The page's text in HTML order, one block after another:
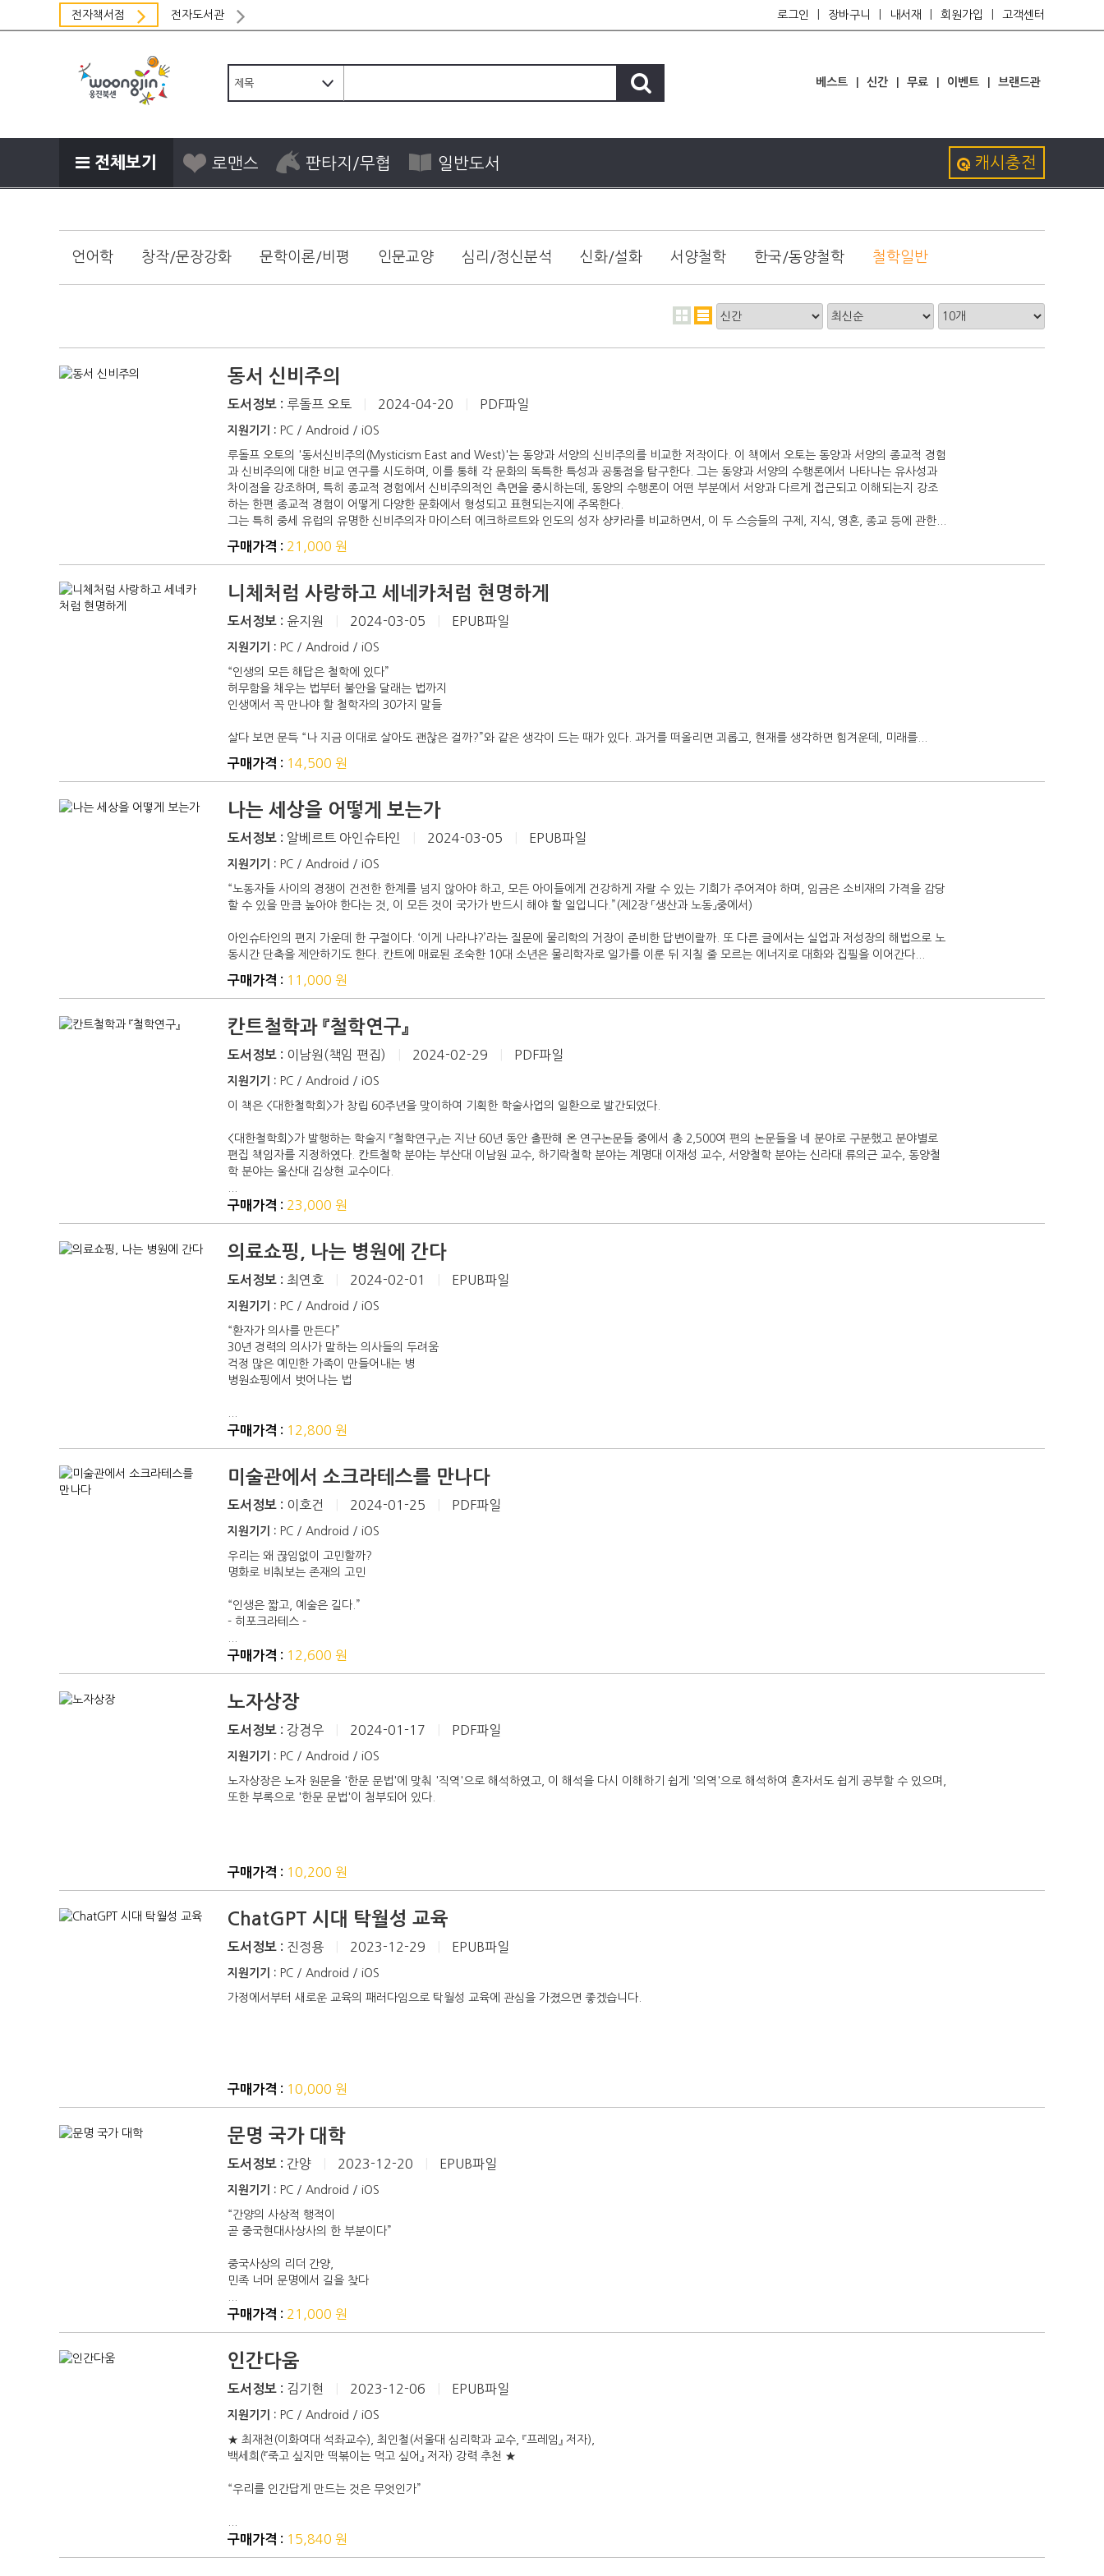
전자책서점 전자도서관 로그인 장바구니 내서재 회원가입 고객센터
베스트 신간 무료 이벤트 브랜드관
전체보기 로맨스 판타지/무협 일반도서 캐시충전
언어학 창작/문장강화 문학이론/비평 인문교양 심리/정신분석 신화/설화 서양철학 한국/동양철학 철학일반
동서 신비주의
도서정보 : 루돌프 오토 2024-04-20 PDF파일
지원기기 : PC / Android / iOS
루돌프 오토의 '동서신비주의(Mysticism East and West)'는 동양과 서양의 신비주의를 비교한 저작이다. 이 책에서 오토는 동양과 서양의 종교적 경험
과 신비주의에 대한 비교 연구를 시도하며, 이를 통해 각 문화의 독특한 특성과 공통점을 탐구한다. 그는 동양과 서양의 수행론에서 나타나는 유사성과
차이점을 강조하며, 특히 종교적 경험에서 신비주의적인 측면을 중시하는데, 동양의 수행론이 어떤 부분에서 서양과 다르게 접근되고 이해되는지 강조
하는 한편 종교적 경험이 어떻게 다양한 문화에서 형성되고 표현되는지에 주목한다.
그는 특히 중세 유럽의 유명한 신비주의자 마이스터 에크하르트와 인도의 성자 샹카라를 비교하면서, 이 두 스승들의 구제, 지식, 영혼, 종교 등에 관한...
구매가격 : 21,000 원
니체처럼 사랑하고 세네카처럼 현명하게
도서정보 : 윤지원 2024-03-05 EPUB파일
지원기기 : PC / Android / iOS
“인생의 모든 해답은 철학에 있다”
허무함을 채우는 법부터 불안을 달래는 법까지
인생에서 꼭 만나야 할 철학자의 30가지 말들
살다 보면 문득 “나 지금 이대로 살아도 괜찮은 걸까?”와 같은 생각이 드는 때가 있다. 과거를 떠올리면 괴롭고, 현재를 생각하면 힘겨운데, 미래를...
구매가격 : 14,500 원
나는 세상을 어떻게 보는가
도서정보 : 알베르트 아인슈타인 2024-03-05 EPUB파일
지원기기 : PC / Android / iOS
“노동자들 사이의 경쟁이 건전한 한계를 넘지 않아야 하고, 모든 아이들에게 건강하게 자랄 수 있는 기회가 주어져야 하며, 임금은 소비재의 가격을 감당
할 수 있을 만큼 높아야 한다는 것, 이 모든 것이 국가가 반드시 해야 할 일입니다.”(제2장 「생산과 노동」중에서)
아인슈타인의 편지 가운데 한 구절이다. ‘이게 나라냐?’라는 질문에 물리학의 거장이 준비한 답변이랄까. 또 다른 글에서는 실업과 저성장의 해법으로 노
동시간 단축을 제안하기도 한다. 칸트에 매료된 조숙한 10대 소년은 물리학자로 일가를 이룬 뒤 지칠 줄 모르는 에너지로 대화와 집필을 이어간다...
구매가격 : 11,000 원
칸트철학과 『철학연구』
도서정보 : 이남원(책임 편집) 2024-02-29 PDF파일
지원기기 : PC / Android / iOS
이 책은 <대한철학회>가 창립 60주년을 맞이하여 기획한 학술사업의 일환으로 발간되었다.
<대한철학회>가 발행하는 학술지 『철학연구』는 지난 60년 동안 출판해 온 연구논문들 중에서 총 2,500여 편의 논문들을 네 분야로 구분했고 분야별로
편집 책임자를 지정하였다. 칸트철학 분야는 부산대 이남원 교수, 하기락철학 분야는 계명대 이재성 교수, 서양철학 분야는 신라대 류의근 교수, 동양철
학 분야는 울산대 김상현 교수이다.
구매가격 : 23,000 원
의료쇼핑, 나는 병원에 간다
도서정보 : 최연호 2024-02-01 EPUB파일
지원기기 : PC / Android / iOS
“환자가 의사를 만든다”
30년 경력의 의사가 말하는 의사들의 두려움
걱정 많은 예민한 가족이 만들어내는 병
병원쇼핑에서 벗어나는 법
구매가격 : 12,800 원
미술관에서 소크라테스를 만나다
도서정보 : 이호건 2024-01-25 PDF파일
지원기기 : PC / Android / iOS
우리는 왜 끊임없이 고민할까?
명화로 비춰보는 존재의 고민
“인생은 짧고, 예술은 길다.”
- 히포크라테스 -
구매가격 : 12,600 원
노자상장
도서정보 : 강경우 2024-01-17 PDF파일
지원기기 : PC / Android / iOS
노자상장은 노자 원문을 '한문 문법'에 맞춰 '직역'으로 해석하였고, 이 해석을 다시 이해하기 쉽게 '의역'으로 해석하여 혼자서도 쉽게 공부할 수 있으며,
또한 부록으로 '한문 문법'이 첨부되어 있다.
구매가격 : 10,200 원
ChatGPT 시대 탁월성 교육
도서정보 : 진정용 2023-12-29 EPUB파일
지원기기 : PC / Android / iOS
가정에서부터 새로운 교육의 패러다임으로 탁월성 교육에 관심을 가졌으면 좋겠습니다.
구매가격 : 10,000 원
문명 국가 대학
도서정보 : 간양 2023-12-20 EPUB파일
지원기기 : PC / Android / iOS
“간양의 사상적 행적이
곧 중국현대사상사의 한 부분이다”
중국사상의 리더 간양,
민족 너머 문명에서 길을 찾다
구매가격 : 21,000 원
인간다움
도서정보 : 김기현 2023-12-06 EPUB파일
지원기기 : PC / Android / iOS
★ 최재천(이화여대 석좌교수), 최인철(서울대 심리학과 교수, 『프레임』 저자),
백세희(『죽고 싶지만 떡볶이는 먹고 싶어』 저자) 강력 추천 ★
“우리를 인간답게 만드는 것은 무엇인가”
구매가격 : 15,840 원